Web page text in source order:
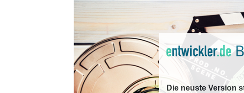
Die neuste Version